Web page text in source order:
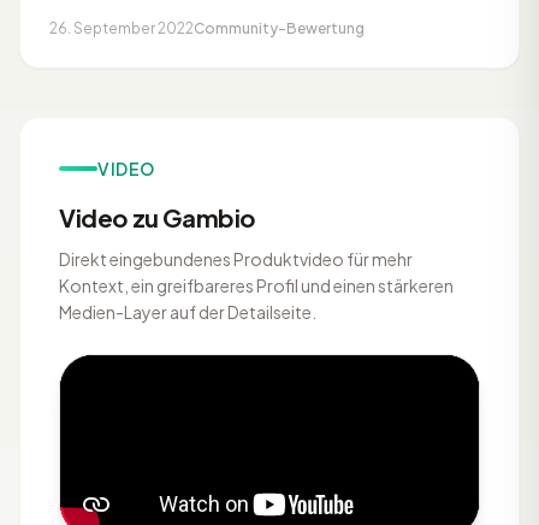
26. September 2022Community-Bewertung
VIDEO
Video zu Gambio
Direkt eingebundenes Produktvideo für mehr
Kontext, ein greifbareres Profil und einen stärkeren
Medien-Layer auf der Detailseite.